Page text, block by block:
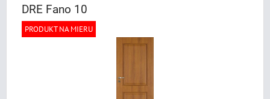
DRE Fano 10
PRODUKT NA MIERU